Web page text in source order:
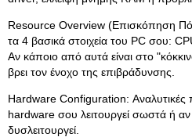
Resource Overview (Επισκόπηση
τα 4 βασικά στοιχεία του PC σου:
Αν κάποιο από αυτά είναι στο
βρει τον ένοχο της επιβράδυνσης.
Hardware Configuration: Αναλυτικές
hardware σου λειτουργεί σωστά ή
δυσλειτουργεί.